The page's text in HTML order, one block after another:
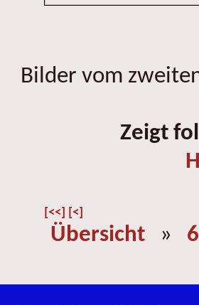
Bilder vom
Zeigt
[<<] [<]
Übersicht »